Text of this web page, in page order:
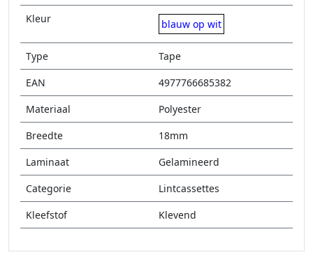
Kleur
blauw op wit
Type
Tape
EAN
4977766685382
Materiaal
Polyester
Breedte
18mm
Laminaat
Gelamineerd
Categorie
Lintcassettes
Kleefstof
Klevend